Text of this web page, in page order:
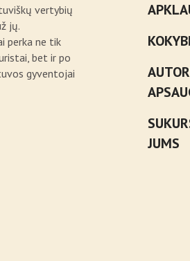
vertybių
jų.
perka ne tik
bet ir po
gyventojai
JUMS